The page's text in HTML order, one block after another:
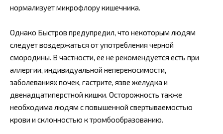
нормализует микрофлору кишечника.
Однако Быстров предупредил, что некоторым людям
следует воздержаться от употребления черной
смородины. В частности, ее не рекомендуется есть при
аллергии, индивидуальной непереносимости,
заболеваниях почек, гастрите, язве желудка и
двенадцатиперстной кишки. Осторожность также
необходима людям с повышенной свертываемостью
крови и склонностью к тромбообразованию.